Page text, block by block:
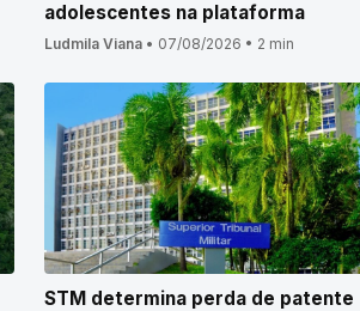
adolescentes na plataforma
Ludmila Viana • 07/08/2026 • 2 min
STM determina perda de patente